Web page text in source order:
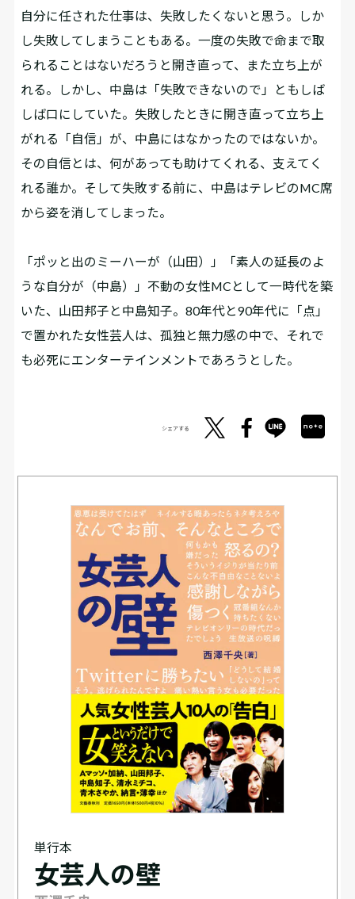
自分に任された仕事は、失敗したくないと思う。しか
し失敗してしまうこともある。一度の失敗で命まで取
られることはないだろうと開き直って、また立ち上が
れる。しかし、中島は「失敗できないので」ともしば
しば口にしていた。失敗したときに開き直って立ち上
がれる「自信」が、中島にはなかったのではないか。
その自信とは、何があっても助けてくれる、支えてく
れる誰か。そして失敗する前に、中島はテレビのMC席
から姿を消してしまった。
「ポッと出のミーハーが（山田）」「素人の延長のよ
うな自分が（中島）」不動の女性MCとして一時代を築
いた、山田邦子と中島知子。80年代と90年代に「点」
で置かれた女性芸人は、孤独と無力感の中で、それで
も必死にエンターテインメントであろうとした。
シェアする
単行本
女芸人の壁